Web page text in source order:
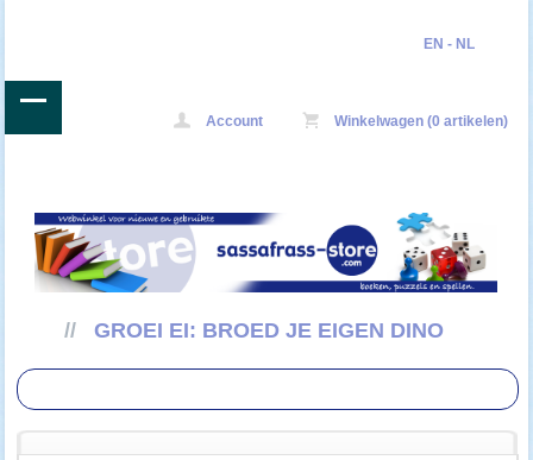
EN - NL
Account Winkelwagen (0 artikelen)
// GROEI EI: BROED JE EIGEN DINO